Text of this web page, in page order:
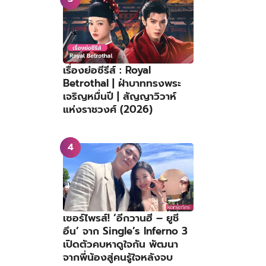
เรื่องย่อซีรีส์ : Royal
Betrothal | ฝ่าบาททรงพระ
เจริญหมื่นปี | สัญญาวิวาห์
แห่งราชวงศ์ (2026)
เซอร์ไพรส์! ‘อีกวานฮี – ยูชี
อึน’ จาก Single’s Inferno 3
เปิดตัวคบหาดูใจกัน พัฒนา
จากพี่น้องสู่คนรู้ใจหลังจบ